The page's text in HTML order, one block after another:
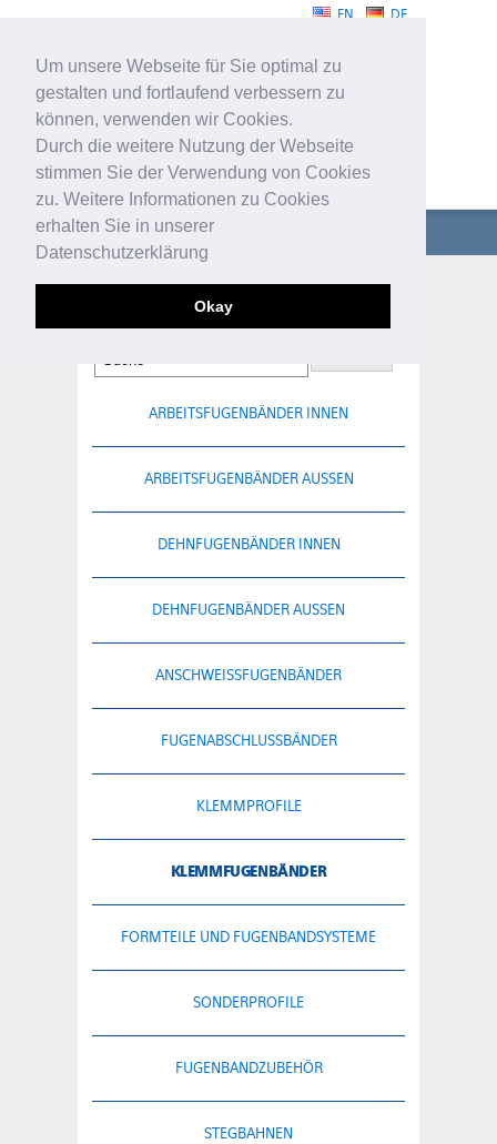
Um unsere Webseite für Sie optimal zu
gestalten und fortlaufend verbessern zu
können, verwenden wir Cookies.
Durch die weitere Nutzung der Webseite
stimmen Sie der Verwendung von Cookies
zu. Weitere Informationen zu Cookies
erhalten Sie in unserer
Datenschutzerklärung
Okay
DE
EN
FUGENBÄNDER
UNTERNEHMEN
FUGENBÄNDER
KONTAKT
KLEMMFUGENBÄNDER
ARBEITSFUGENBÄNDER INNEN
ARBEITSFUGENBÄNDER AUSSEN
DEHNFUGENBÄNDER INNEN
DEHNFUGENBÄNDER AUSSEN
ANSCHWEISSFUGENBÄNDER
FUGENABSCHLUSSBÄNDER
KLEMMPROFILE
KLEMMFUGENBÄNDER
FORMTEILE UND FUGENBANDSYSTEME
SONDERPROFILE
FUGENBANDZUBEHÖR
STEGBAHNEN